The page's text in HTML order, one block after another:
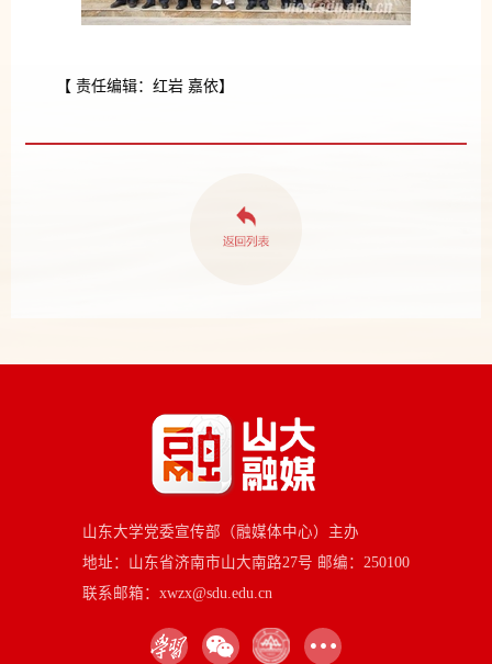
【 责任编辑：红岩 嘉依】
山东大学党委宣传部（融媒体中心）主办
地址：山东省济南市山大南路27号 邮编：250100
联系邮箱：xwzx@sdu.edu.cn